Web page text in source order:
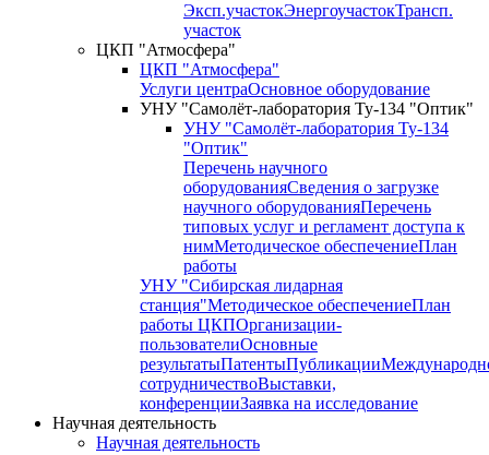
Эксп.участокЭнергоучастокТрансп.
участок
ЦКП "Атмосфера"
ЦКП "Атмосфера"
Услуги центраОсновное оборудование
УНУ "Самолёт-лаборатория Ту-134 "Оптик"
УНУ "Самолёт-лаборатория Ту-134
"Оптик"
Перечень научного
оборудованияСведения о загрузке
научного оборудованияПеречень
типовых услуг и регламент доступа к
нимМетодическое обеспечениеПлан
работы
УНУ "Сибирская лидарная
станция"Методическое обеспечениеПлан
работы ЦКПОрганизации-
пользователиОсновные
результатыПатентыПубликации
сотрудничествоВыставки,
конференцииЗаявка на исследование
Научная деятельность
Научная деятельность